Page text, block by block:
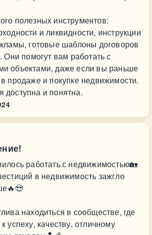
полезных инструментов:
и ликвидности, инструкции
готовые шаблоны договоров
Они помогут вам работать с
объектами, даже если вы раньше
продаже и покупке недвижимости.
и понятна.
работать с недвижимостью🏡
в недвижимость зажгло
находиться в сообществе, где
успеху, качеству, отличному